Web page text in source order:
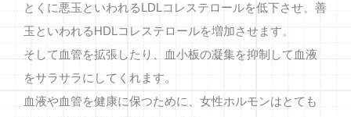
とくに悪玉といわれるLDLコレステロールを低下させ、善
玉といわれるHDLコレステロールを増加させます。
そして血管を拡張したり、血小板の凝集を抑制して血液
をサラサラにしてくれます。
血液や血管を健康に保つために、女性ホルモンはとても